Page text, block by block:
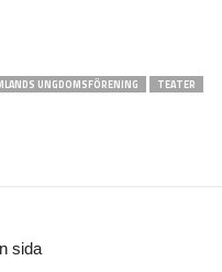
UNGDOMSFÖRENING
TEATER
sida